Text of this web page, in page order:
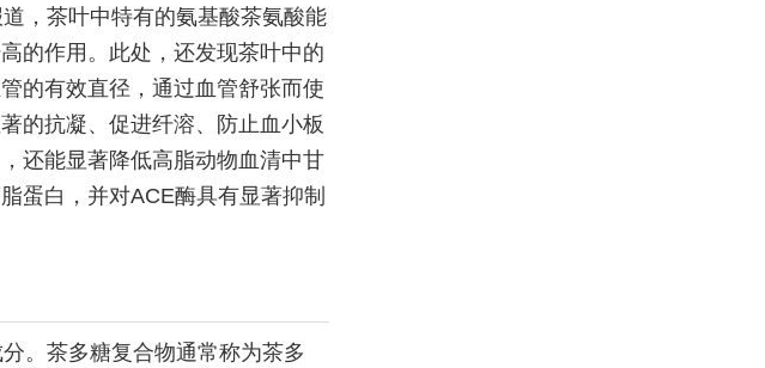
，茶叶中特有的氨基酸茶氨酸能
的作用。此处，还发现茶叶中的
的有效直径，通过血管舒张而使
的抗凝、促进纤溶、防止血小板
还能显著降低高脂动物血清中甘
蛋白，并对ACE酶具有显著抑制
。茶多糖复合物通常称为茶多